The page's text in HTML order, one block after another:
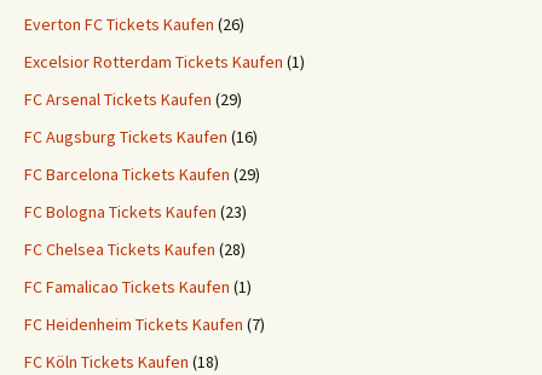
Everton FC Tickets Kaufen (26)
Excelsior Rotterdam Tickets Kaufen (1)
FC Arsenal Tickets Kaufen (29)
FC Augsburg Tickets Kaufen (16)
FC Barcelona Tickets Kaufen (29)
FC Bologna Tickets Kaufen (23)
FC Chelsea Tickets Kaufen (28)
FC Famalicao Tickets Kaufen (1)
FC Heidenheim Tickets Kaufen (7)
FC Köln Tickets Kaufen (18)